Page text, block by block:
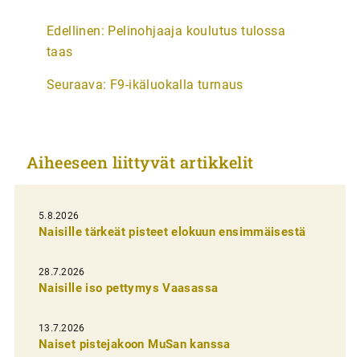
A
r
i
e
i
e
n
s
e
l
Edellinen: Pelinohjaaja koulutus tulossa
taas
Seuraava: F9-ikäluokalla turnaus
Aiheeseen liittyvät artikkelit
5.8.2026
Naisille tärkeät pisteet elokuun ensimmäisestä
28.7.2026
Naisille iso pettymys Vaasassa
13.7.2026
Naiset pistejakoon MuSan kanssa